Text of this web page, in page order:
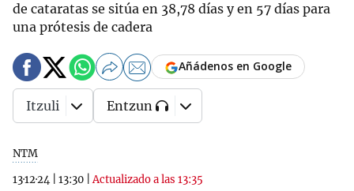
de cataratas se sitúa en 38,78 días y en 57 días para
una prótesis de cadera
NTM
13·12·24
13:30 |Actualizado a las 13:35
Añádenos en Google
Itzuli Entzun